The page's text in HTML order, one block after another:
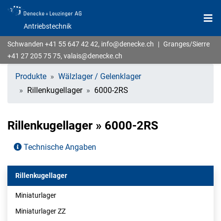
Antriebstechnik
Schwanden +41 55 647 42 42, info@denecke.ch | Granges/Sierre
+41 27 205 75 75, valais@denecke.ch
Produkte
Wälzlager / Gelenklager
Rillenkugellager
6000-2RS
Rillenkugellager » 6000-2RS
Technische Angaben
Rillenkugellager
Miniaturlager
Miniaturlager ZZ